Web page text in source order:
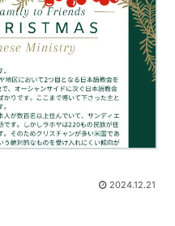
2024.12.21